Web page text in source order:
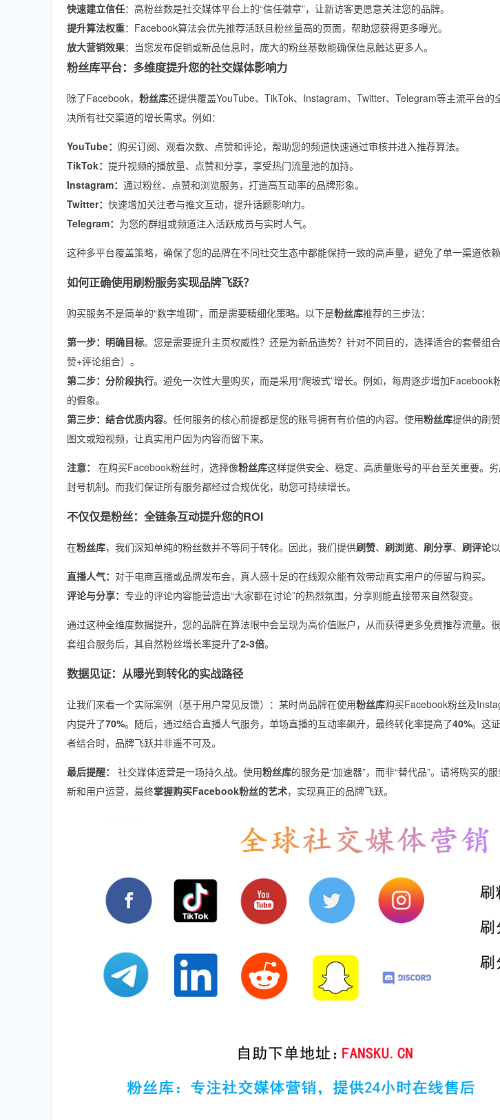
快速建立信任：高粉丝数是社交媒体平台上的“信任徽章”，让新访客更愿意关注您的品牌。
提升算法权重：Facebook算法会优先推荐活跃且粉丝量高的页面，帮助您获得更多曝光。
放大营销效果：当您发布促销或新品信息时，庞大的粉丝基数能确保信息触达更多人。
粉丝库平台：多维度提升您的社交媒体影响力
除了Facebook， 粉丝库还提供覆盖YouTube、TikTok、Instagram、Twitter、Telegram等主流平台
决所有社交渠道的增长需求。例如：
YouTube： 购买订阅、观看次数、点赞和评论，帮助您的频道快速通过审核并进入推荐算法。
TikTok： 提升视频的播放量、点赞和分享，享受热门流量池的加持。
Instagram： 通过粉丝、点赞和浏览服务，打造高互动率的品牌形象。
Twitter： 快速增加关注者与推文互动，提升话题影响力。
Telegram： 为您的群组或频道注入活跃成员与实时人气。
这种多平台覆盖策略，确保了您的品牌在不同社交生态中都能保持一致的高声量，避免了单一渠道依赖
如何正确使用刷粉服务实现品牌飞跃？
购买服务不是简单的“数字堆砌”，而是需要精细化策略。以下是粉丝库推荐的三步法：
第一步：明确目标。您是需要提升主页权威性？还是为新品造势？针对不同目的，选择适合的套餐组
赞+评论组合）。
第二步：分阶段执行。避免一次性大量购买，而是采用“爬坡式”增长。例如，每周逐步增加
的假象。
第三步：结合优质内容。任何服务的核心前提都是您的账号拥有有价值的内容。使用粉丝库提供的刷
图文或短视频，让真实用户因为内容而留下来。
注意： 在购买Facebook粉丝时，选择像粉丝库这样提供安全、稳定、高质量账号的平台至关重要。
封号机制。而我们保证所有服务都经过合规优化，助您可持续增长。
不仅仅是粉丝：全链条互动提升您的ROI
在粉丝库，我们深知单纯的粉丝数并不等同于转化。因此，我们提供刷赞、 刷浏览、 刷分享、 刷评论
直播人气： 对于电商直播或品牌发布会，真人感十足的在线观众能有效带动真实用户的停留与购买。
评论与分享： 专业的评论内容能营造出“大家都在讨论”的热烈氛围，分享则能直接带来自然裂变。
通过这种全维度数据提升，您的品牌在算法眼中会呈现为高价值账户，从而获得更多免费推荐流量。
套组合服务后，其自然粉丝增长率提升了2-3倍。
数据见证：从曝光到转化的实战路径
让我们来看一个实际案例（基于用户常见反馈）：某时尚品牌在使用粉丝库购买Facebook粉丝及
内提升了70%。随后，通过结合直播人气服务，单场直播的互动率飙升，最终转化率提高了40%。这
者结合时，品牌飞跃并非遥不可及。
最后提醒： 社交媒体运营是一场持久战。使用粉丝库的服务是“加速器”，而非“替代品”。请将购买的
新和用户运营，最终掌握购买Facebook粉丝的艺术，实现真正的品牌飞跃。